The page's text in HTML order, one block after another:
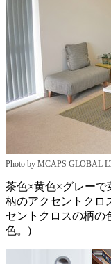
Photo by MCAPS GLOBAL
茶色×黄色×グレーで
柄のアクセントクロ
セントクロスの柄の
色。)